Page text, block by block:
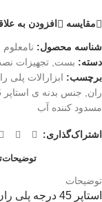
مقايسه افزودن به
شناسه محصول: نامعلوم
دسته: بست تجهیزات
برچسب: ابزارالات پلی
ران
جنس بدنه ی استاپر 45 درجه پلی ران
مسدود کننده آب
اشتراک‌گذاری:
توضیحات
توضیحات
استاپر 45 درجه پلی